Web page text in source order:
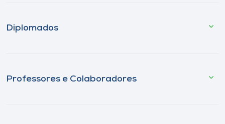
Diplomados
Professores e Colaboradores